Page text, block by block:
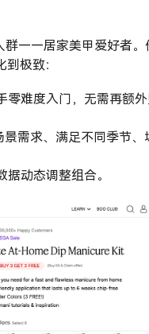
群——居家美甲爱好者。
极致：
零难度入门，无需再额
需求、满足不同季节、
动态调整组合。